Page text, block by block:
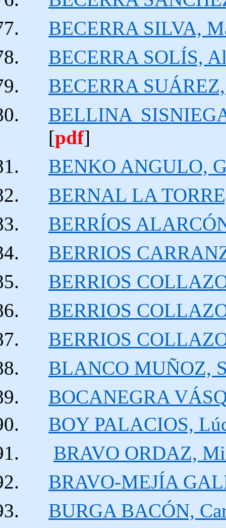
BECERRA SILVA,
BECERRA SOLÍS,
BECERRA
BELLINA
[pdf]
BENKO ANGULO,
BERNAL LA
BERRÍOS
BERRIOS
BERRIOS
BERRIOS
BERRIOS
BLANCO MUÑOZ,
BOCANEGRA
BOY PALACIOS,
BRAVO ORDAZ,
BRAVO-MEJÍA
BURGA BACÓN,